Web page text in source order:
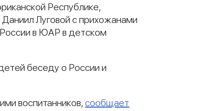
Республике,
Луговой с прихожанами
России в ЮАР в детском
беседу о России и
воспитанников,сообщает